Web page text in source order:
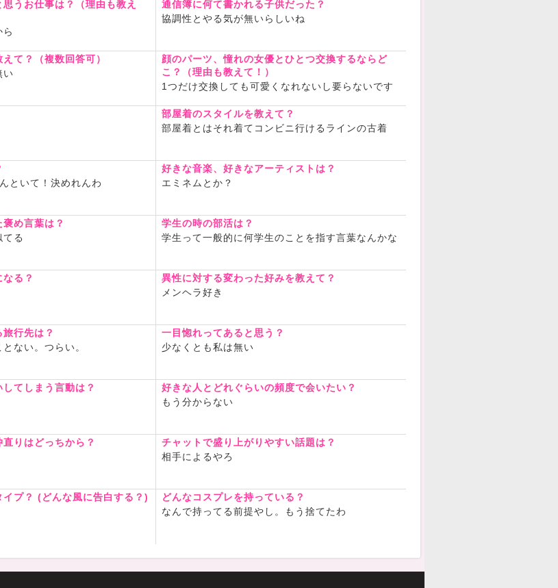
うお仕事は？（理由も教え
通信簿に何て書かれる子供だった？
協調性とやる気が無いらしいね
て？（複数回答可）
い
顔のパーツ、憧れの女優とひとつ交換するならど
こ？（理由も教えて！）
1つだけ交換しても可愛くなれないし要らないです
部屋着のスタイルを教えて？
部屋着とはそれ着てコンビニ行けるラインの古着
といて！決めれんわ
好きな音楽、好きなアーティストは？
エミネムとか？
め言葉は？
る
学生の時の部活は？
学生って一般的に何学生のことを指す言葉なんかな
る？
異性に対する変わった好みを教えて？
メンヘラ好き
行先は？
ない。つらい。
一目惚れってあると思う？
少なくとも私は無い
てしまう言動は？
好きな人とどれぐらいの頻度で会いたい？
もう分からない
りはどっちから？
チャットで盛り上がりやすい話題は？
相手によるやろ
イプ？ (どんな風に告白する？)
どんなコスプレを持っている？
なんで持ってる前提やし。もう捨てたわ